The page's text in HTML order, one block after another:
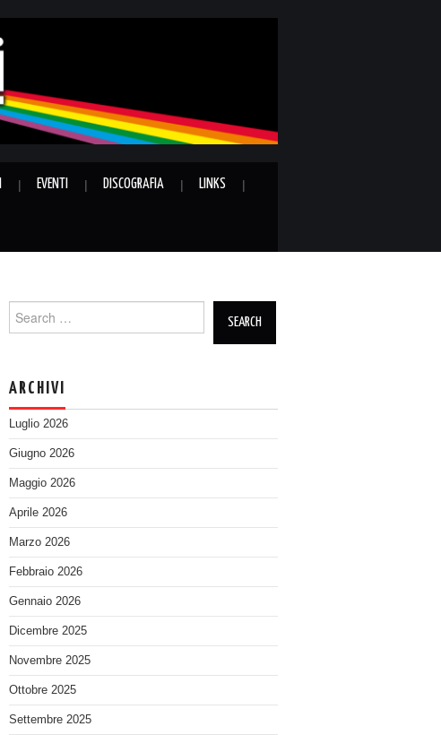
EVENTI DISCOGRAFIA LINKS
for:
ARCHIVI
Luglio 2026
Giugno 2026
Maggio 2026
Aprile 2026
Marzo 2026
Febbraio 2026
Gennaio 2026
Dicembre 2025
Novembre 2025
Ottobre 2025
Settembre 2025